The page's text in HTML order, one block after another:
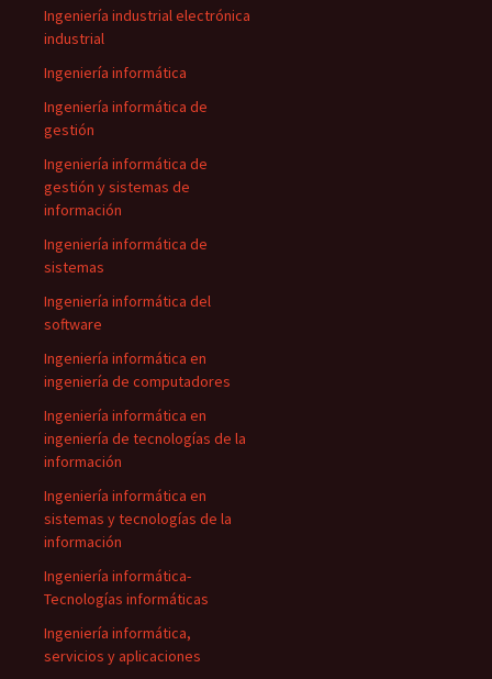
Ingeniería industrial electrónica
industrial
Ingeniería informática
Ingeniería informática de
gestión
Ingeniería informática de
gestión y sistemas de
información
Ingeniería informática de
sistemas
Ingeniería informática del
software
Ingeniería informática en
ingeniería de computadores
Ingeniería informática en
ingeniería de tecnologías de la
información
Ingeniería informática en
sistemas y tecnologías de la
información
Ingeniería informática-
Tecnologías informáticas
Ingeniería informática,
servicios y aplicaciones